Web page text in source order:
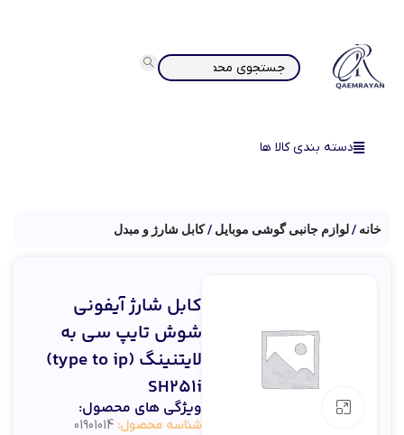
دسته بندی کالا ها
خانه لوازم جانبی گوشی موبایل کابل شارژ و مبدل
کابل شارژ آیفونی
شوش تایپ سی به
لایتنینگ (type to ip)
SH251i
ویژگی های محصول:
شناسه محصول: 01901014